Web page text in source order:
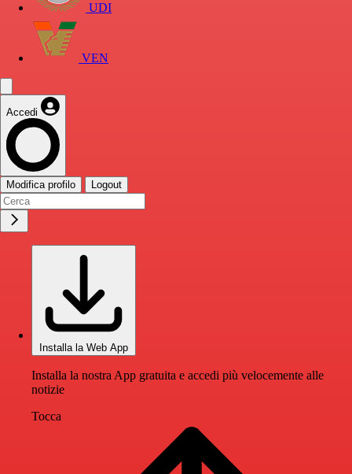
UDI
VEN
Accedi
Modifica profilo Logout
Installa la Web App
Installa la nostra App gratuita e accedi più velocemente alle
notizie
Tocca